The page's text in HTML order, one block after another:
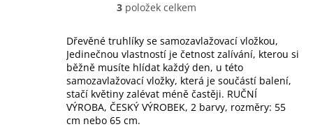
O
l
á
d
a
c
í
3 položek celkem
Dřevěné truhlíky se samozavlažovací vložkou,
Jedinečnou vlastností je četnost zalívání, kterou si
běžně musíte hlídat každý den, u této
samozavlažovací vložky, která je součástí balení,
stačí květiny zalévat méně častěji. RUČNÍ
VÝROBA, ČESKÝ VÝROBEK, 2 barvy, rozměry: 55
cm nebo 65 cm.